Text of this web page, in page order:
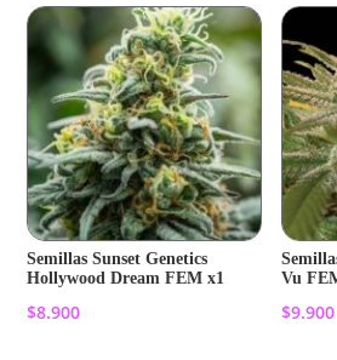
Semillas Sunset Genetics
Hollywood Dream FEM x1
$8.900
Vu
$9.900